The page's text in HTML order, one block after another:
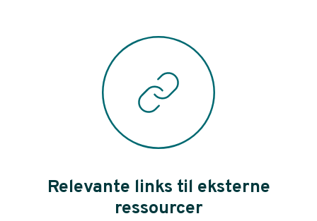
Relevante links til eksterne
ressourcer